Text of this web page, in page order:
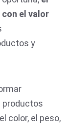
el valor
y
productos
color, el peso,